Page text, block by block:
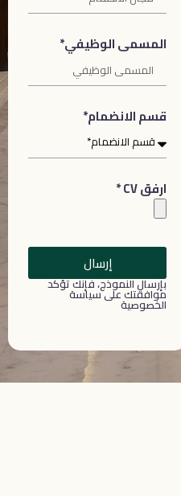
المسمى الوظيفي*
قسم الانضمام*
ارفق CV *
إرسال
بإرسال النموذج، فإنك تؤكد
موافقتك على سياسة
الخصوصية